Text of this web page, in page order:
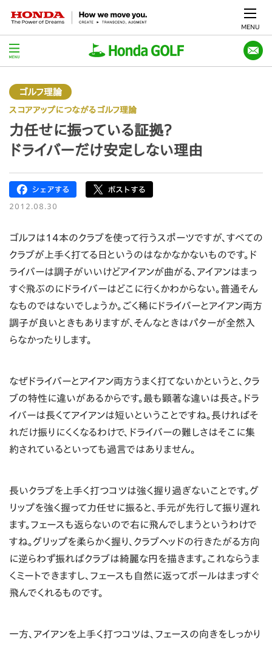
MENU
ゴルフ理論
スコアアップにつながるゴルフ理論
力任せに振っている証拠？
ドライバーだけ安定しない理由
2012.08.30
ゴルフは14本のクラブを使って行うスポーツですが、すべての
クラブが上手く打てる日というのはなかなかないものです。ド
ライバーは調子がいいけどアイアンが曲がる、アイアンはまっ
すぐ飛ぶのにドライバーはどこに行くかわからない。普通そん
なものではないでしょうか。ごく稀にドライバーとアイアン両方
調子が良いときもありますが、そんなときはパターが全然入
らなかったりします。
なぜドライバーとアイアン両方うまく打てないかというと、クラ
ブの特性に違いがあるからです。最も顕著な違いは長さ。ドラ
イバーは長くてアイアンは短いということですね。長ければそ
れだけ振りにくくなるわけで、ドライバーの難しさはそこに集
約されているといっても過言ではありません。
長いクラブを上手く打つコツは強く握り過ぎないことです。グ
リップを強く握って力任せに振ると、手元が先行して振り遅れ
ます。フェースも返らないので右に飛んでしまうというわけで
すね。グリップを柔らかく握り、クラブヘッドの行きたがる方向
に逆らわず振ればクラブは綺麗な円を描きます。これならうま
くミートできますし、フェースも自然に返ってボールはまっすぐ
飛んでくれるものです。
一方、アイアンを上手く打つコツは、フェースの向きをしっかり